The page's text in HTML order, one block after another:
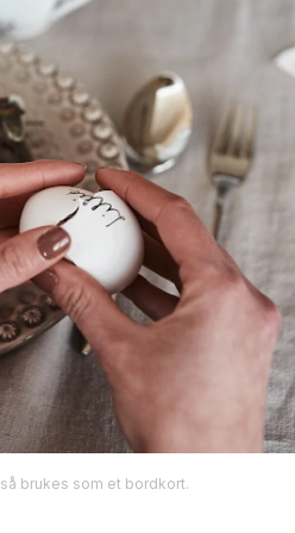
brukes som et bordkort.